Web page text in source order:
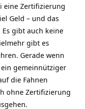
eine Zertifizierung
Geld – und das
gibt auch keine
gibt es
Gerade wenn
gemeinnütziger
die Fahnen
ohne Zertifizierung